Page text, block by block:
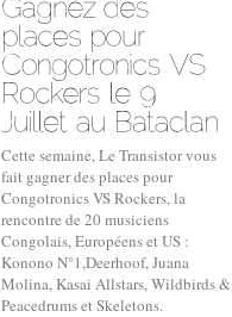
Cette semaine, Le Transistor vous
fait gagner des places pour
Congotronics VS Rockers, la
rencontre de 20 musiciens
Congolais, Européens et US :
Konono N°1,Deerhoof, Juana
Molina, Kasai Allstars, Wildbirds &
Peacedrums et Skeletons.